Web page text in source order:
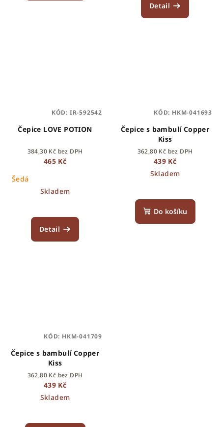
Detail
Čepice LOVE POTION
384,30 Kč bez DPH
465 Kč
Šedá
Skladem
Detail
KÓD: IR-592542
Čepice s bambulí Copper
Kiss
362,80 Kč bez DPH
439 Kč
Skladem
Do košíku
KÓD: HKM-041693
Čepice s bambulí Copper
Kiss
362,80 Kč bez DPH
439 Kč
Skladem
KÓD: HKM-041709